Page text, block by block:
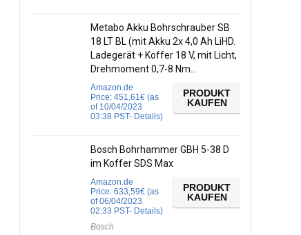
Metabo Akku Bohrschrauber SB
18 LT BL (mit Akku 2x 4,0 Ah LiHD.
Ladegerät + Koffer 18 V, mit Licht,
Drehmoment 0,7-8 Nm…
Amazon.de
Price: 451,61€ (as
of 10/04/2023
03:38 PST- Details)
PRODUKT
KAUFEN
Bosch Bohrhammer GBH 5-38 D
im Koffer SDS Max
Amazon.de
Price: 633,59€ (as
of 06/04/2023
02:33 PST- Details)
Bosch
PRODUKT
KAUFEN